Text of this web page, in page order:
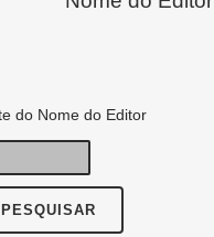
do Nome do Editor